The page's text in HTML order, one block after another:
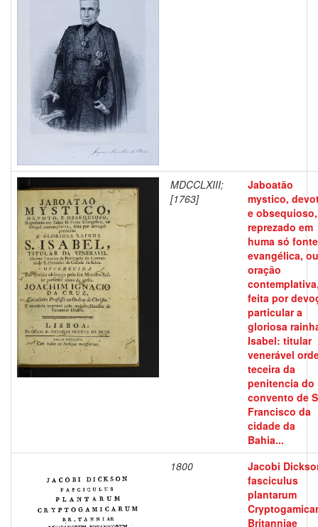
MDCCLXIII;
[1763]
Jaboatão
mystico,
e obsequioso,
reprezado em
huma só fonte
evangélica, ou
oração
feita por
particular a
gloriosa
Isabel: titular
venerável
teceira da
penitencia do
convento de
Francisco da
cidade da
Bahia...
1800
Jacobi
fasciculus
plantarum
Britanniae